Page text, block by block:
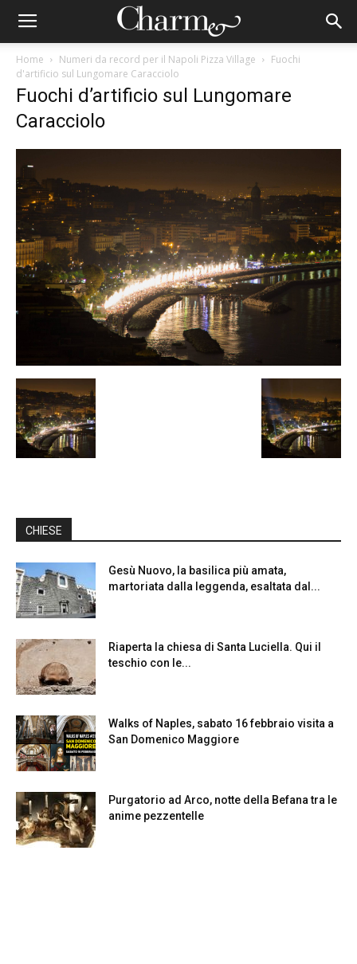
Home Numeri da record per il Napoli Pizza Village
Fuochi
d'artificio sul Lungomare Caracciolo
Fuochi d’artificio sul Lungomare
Caracciolo
CHIESE
Gesù Nuovo, la basilica più amata,
martoriata dalla leggenda, esaltata dal...
Riaperta la chiesa di Santa Luciella. Qui il
teschio con le...
Walks of Naples, sabato 16 febbraio visita a
San Domenico Maggiore
Purgatorio ad Arco, notte della Befana tra le
anime pezzentelle